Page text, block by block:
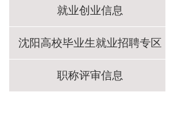
就业创业信息
沈阳高校毕业生就业招聘专区
职称评审信息